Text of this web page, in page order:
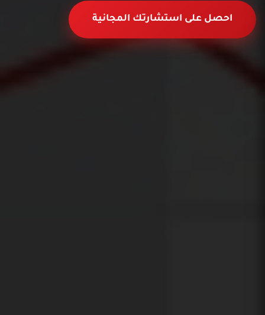
احصل على استشارتك المجانية